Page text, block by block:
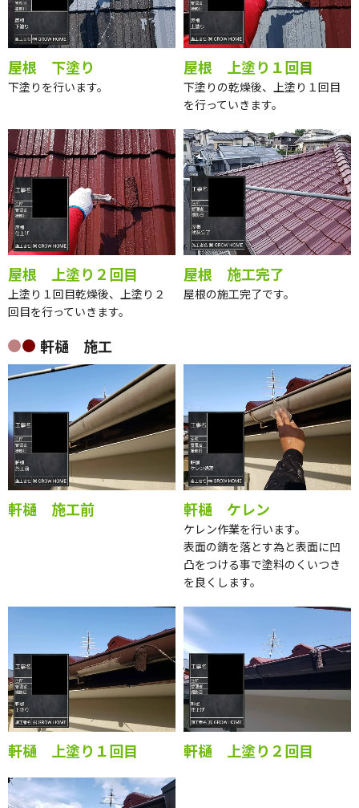
屋根 下塗り
下塗りを行います。
屋根 上塗り１回目
下塗りの乾燥後、上塗り１回目
を行っていきます。
屋根 上塗り２回目
上塗り１回目乾燥後、上塗り２
回目を行っていきます。
屋根 施工完了
屋根の施工完了です。
軒樋 施工
軒樋 施工前 軒樋 ケレン
ケレン作業を行います。
表面の錆を落とす為と表面に凹
凸をつける事で塗料のくいつき
を良くします。
軒樋 上塗り１回目 軒樋 上塗り２回目